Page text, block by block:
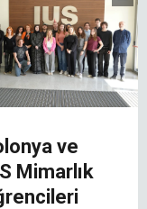
ve
Mimarlık